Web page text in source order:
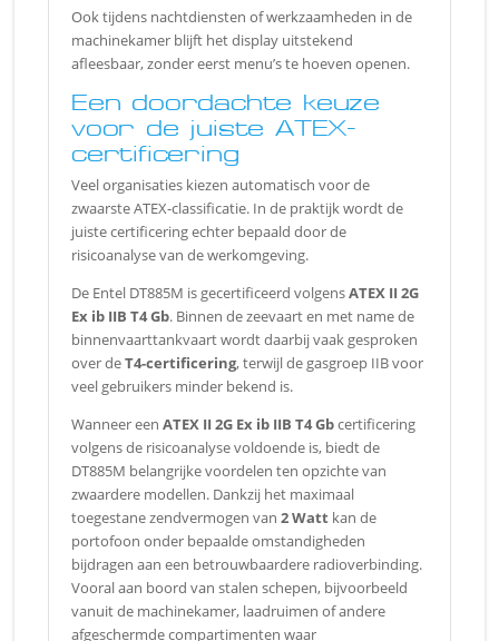
Ook tijdens nachtdiensten of werkzaamheden in de
machinekamer blijft het display uitstekend
afleesbaar, zonder eerst menu’s te hoeven openen.
Een doordachte keuze
voor de juiste ATEX-
certificering
Veel organisaties kiezen automatisch voor de
zwaarste ATEX-classificatie. In de praktijk wordt de
juiste certificering echter bepaald door de
risicoanalyse van de werkomgeving.
De Entel DT885M is gecertificeerd volgensATEX II 2G
Ex ib IIB T4 Gb. Binnen de zeevaart en met name de
binnenvaarttankvaart wordt daarbij vaak gesproken
over deT4-certificering, terwijl de gasgroep IIB voor
veel gebruikers minder bekend is.
Wanneer een ATEX II 2G Ex ib IIB T4 Gbcertificering
volgens de risicoanalyse voldoende is, biedt de
DT885M belangrijke voordelen ten opzichte van
zwaardere modellen. Dankzij het maximaal
toegestane zendvermogen van 2 Watt kan de
portofoon onder bepaalde omstandigheden
bijdragen aan een betrouwbaardere radioverbinding.
Vooral aan boord van stalen schepen, bijvoorbeeld
vanuit de machinekamer, laadruimen of andere
afgeschermde compartimenten waar